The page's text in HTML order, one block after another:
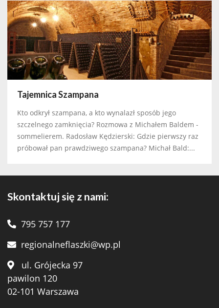
Tajemnica Szampana
Kto odkrył szampana, a kto wynalazł sposób jego
szczelnego zamknięcia? Rozmowa z Michałem Baldem -
sommelierem. Radosław Kędzierski: Gdzie pierwszy raz
próbował pan prawdziwego szampana? Michał Bald:...
Skontaktuj się z nami:
795 757 177
regionalneflaszki@wp.pl
ul. Grójecka 97
pawilon 120
02-101 Warszawa